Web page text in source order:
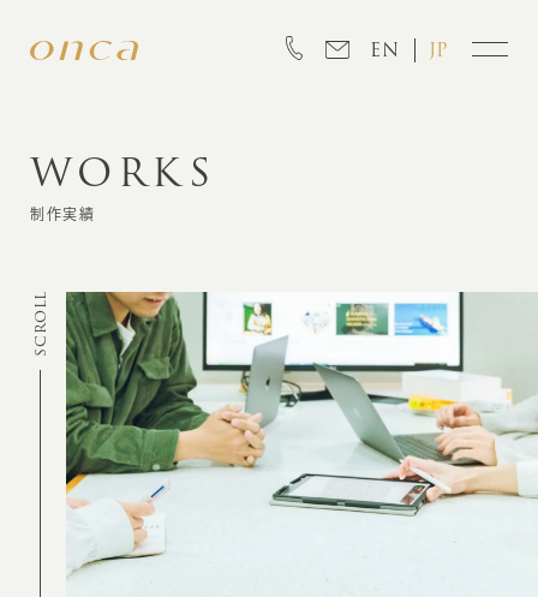
EN JP
INFORMATION
CREATION
MARKETING
WORKS
制作実績
SCROLL